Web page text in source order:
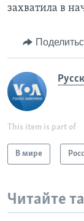
захватила в
This item is part of
В мире
Читайте